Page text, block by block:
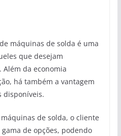
máquinas de solda é uma
que desejam
Além da economia
há também a vantagem
disponíveis.
de solda, o cliente
de opções, podendo